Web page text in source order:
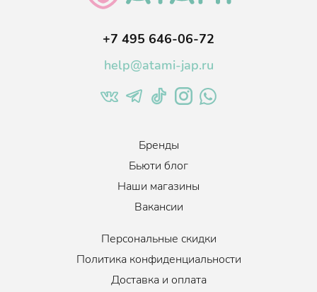
+7 495 646-06-72
help@atami-jap.ru
Бренды
Бьюти блог
Наши магазины
Вакансии
Персональные скидки
Политика конфиденциальности
Доставка и оплата